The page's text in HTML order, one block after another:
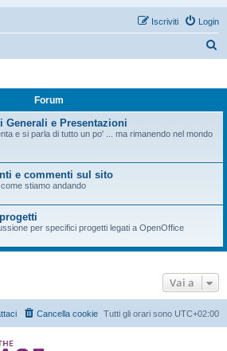
Login
Iscriviti
Forum
Generali e Presentazioni
e si parla di tutto un po' ... ma rimanendo nel mondo
e commenti sul sito
stiamo andando
per specifici progetti legati a OpenOffice
Vai a
Tutti gli orari sono UTC+02:00
Cancella cookie